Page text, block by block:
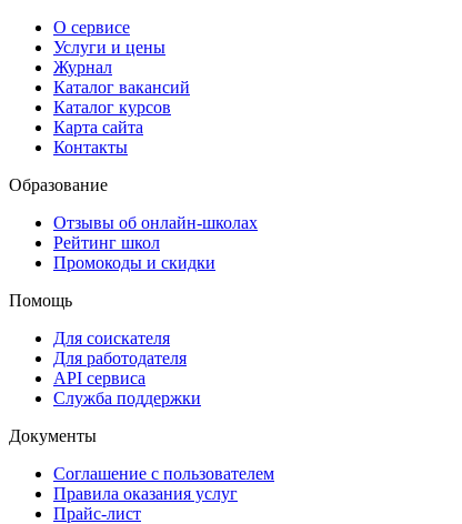
О сервисе
Услуги и цены
Журнал
Каталог вакансий
Каталог курсов
Карта сайта
Контакты
Образование
Отзывы об онлайн-школах
Рейтинг школ
Промокоды и скидки
Помощь
Для соискателя
Для работодателя
API сервиса
Служба поддержки
Документы
Соглашение с пользователем
Правила оказания услуг
Прайс-лист